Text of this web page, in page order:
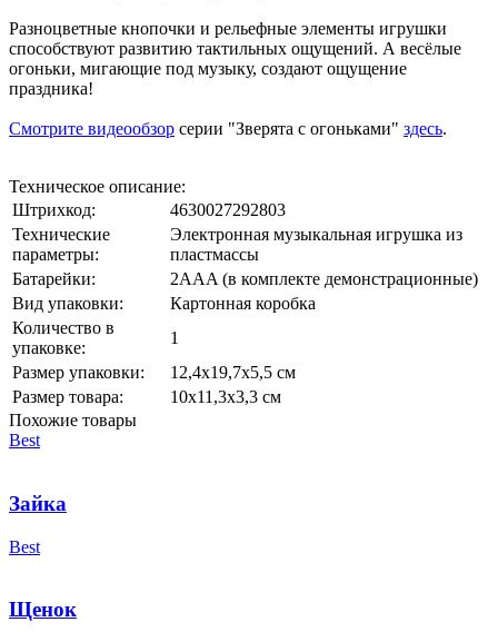
Разноцветные кнопочки и рельефные элементы игрушки
способствуют развитию тактильных ощущений. А весёлые
огоньки, мигающие под музыку, создают ощущение
праздника!
Смотрите видеообзор серии "Зверята с огоньками" здесь.
Техническое описание:
Штрихкод:
4630027292803
Технические
параметры:
Электронная музыкальная игрушка из
пластмассы
Батарейки:
2AAA (в комплекте демонстрационные)
Вид упаковки:
Картонная коробка
Количество в
упаковке:
1
Размер упаковки:
12,4х19,7х5,5 см
Размер товара:
10х11,3х3,3 см
Похожие товары
Best
Зайка
Best
Щенок